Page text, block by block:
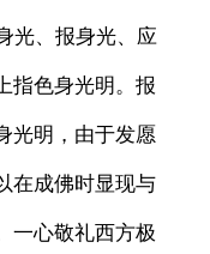
光、报身光、应
指色身光明。报
光明，由于发愿
在成佛时显现与
一心敬礼西方极